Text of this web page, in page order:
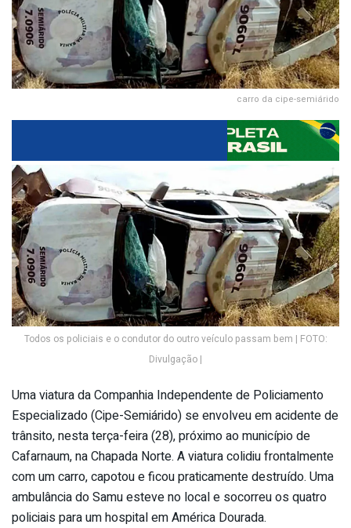
carro da cipe-semiárido
Todos os policiais e o condutor do outro veículo passam bem | FOTO:
Divulgação |
Uma viatura da Companhia Independente de Policiamento
Especializado (Cipe-Semiárido) se envolveu em acidente de
trânsito, nesta terça-feira (28), próximo ao município de
Cafarnaum, na Chapada Norte. A viatura colidiu frontalmente
com um carro, capotou e ficou praticamente destruído. Uma
ambulância do Samu esteve no local e socorreu os quatro
policiais para um hospital em América Dourada.